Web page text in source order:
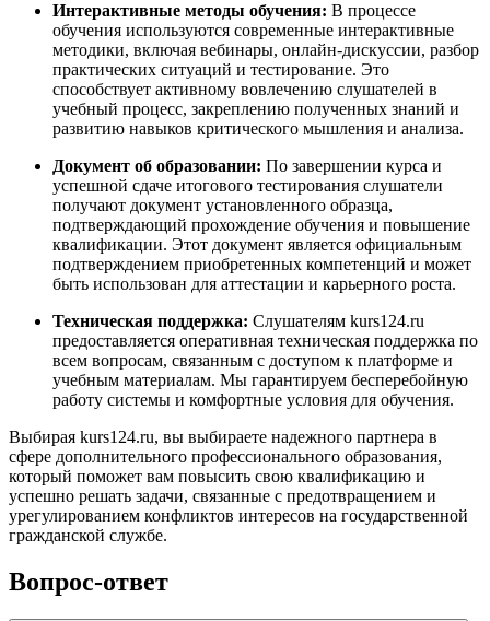
Интерактивные методы обучения: В процессе
обучения используются современные интерактивные
методики, включая вебинары, онлайн-дискуссии, разбор
практических ситуаций и тестирование. Это
способствует активному вовлечению слушателей в
учебный процесс, закреплению полученных знаний и
развитию навыков критического мышления и анализа.
Документ об образовании: По завершении курса и
успешной сдаче итогового тестирования слушатели
получают документ установленного образца,
подтверждающий прохождение обучения и повышение
квалификации. Этот документ является официальным
подтверждением приобретенных компетенций и может
быть использован для аттестации и карьерного роста.
Техническая поддержка: Слушателям kurs124.ru
предоставляется оперативная техническая поддержка по
всем вопросам, связанным с доступом к платформе и
учебным материалам. Мы гарантируем бесперебойную
работу системы и комфортные условия для обучения.
Выбирая kurs124.ru, вы выбираете надежного партнера в
сфере дополнительного профессионального образования,
который поможет вам повысить свою квалификацию и
успешно решать задачи, связанные с предотвращением и
урегулированием конфликтов интересов на государственной
гражданской службе.
Вопрос-ответ